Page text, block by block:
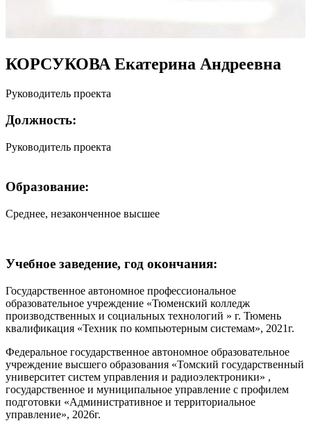
КОРСУКОВА Екатерина Андреевна
Руководитель проекта
Должность:
Руководитель проекта
Образование:
Среднее, незаконченное высшее
Учебное заведение, год окончания:
Государственное автономное профессиональное
образовательное учреждение «Тюменский колледж
производственных и социальных технологий » г. Тюмень
квалификация «Техник по компьютерным системам», 2021г.
Федеральное государственное автономное образовательное
учреждение высшего образования «Томский государственный
университет систем управления и радиоэлектроники» ,
государственное и муниципальное управление с профилем
подготовки «Административное и территориальное
управление», 2026г.